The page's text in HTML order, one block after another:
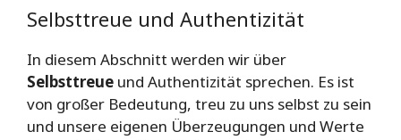
Selbsttreue und Authentizität
In diesem Abschnitt werden wir über
Selbsttreue und Authentizität sprechen. Es ist
von großer Bedeutung, treu zu uns selbst zu sein
und unsere eigenen Überzeugungen und Werte